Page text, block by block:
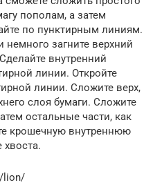
пополам, а затем
по пунктирным линиям.
немного загните верхний
внутренний
линии. Откройте
линии. Сложите верх,
слоя бумаги. Сложите
остальные части, как
крошечную внутреннюю
хвоста.
lion/